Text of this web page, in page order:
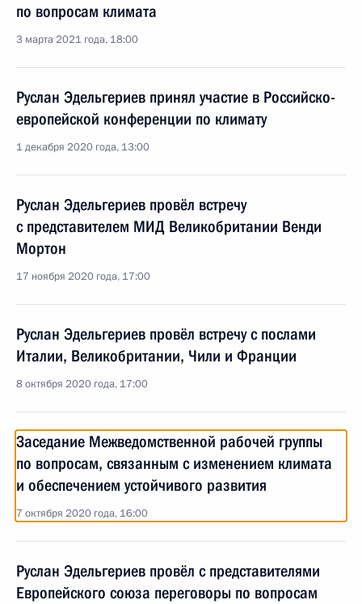
по вопросам климата
3 марта 2021 года, 18:00
Руслан Эдельгериев принял участие в Российско-
европейской конференции по климату
1 декабря 2020 года, 13:00
Руслан Эдельгериев провёл встречу
с представителем МИД Великобритании Венди
Мортон
17 ноября 2020 года, 17:00
Руслан Эдельгериев провёл встречу с послами
Италии, Великобритании, Чили и Франции
8 октября 2020 года, 17:00
Заседание Межведомственной рабочей группы
по вопросам, связанным с изменением климата
и обеспечением устойчивого развития
7 октября 2020 года, 16:00
Руслан Эдельгериев провёл с представителями
Европейского союза переговоры по вопросам